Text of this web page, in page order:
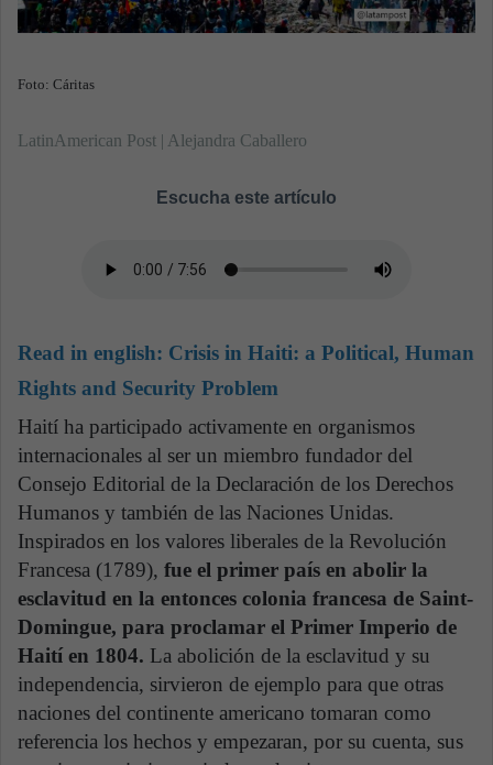
Foto: Cáritas
LatinAmerican Post | Alejandra Caballero
Escucha este artículo
Read in english: Crisis in Haiti: a Political, Human
Rights and Security Problem
Haití ha participado activamente en organismos
internacionales al ser un miembro fundador del
Consejo Editorial de la Declaración de los Derechos
Humanos y también de las Naciones Unidas.
Inspirados en los valores liberales de la Revolución
Francesa (1789), fue el primer país en abolir la
esclavitud en la entonces colonia francesa de Saint-
Domingue, para proclamar el Primer Imperio de
Haití en 1804. La abolición de la esclavitud y su
independencia, sirvieron de ejemplo para que otras
naciones del continente americano tomaran como
referencia los hechos y empezaran, por su cuenta, sus